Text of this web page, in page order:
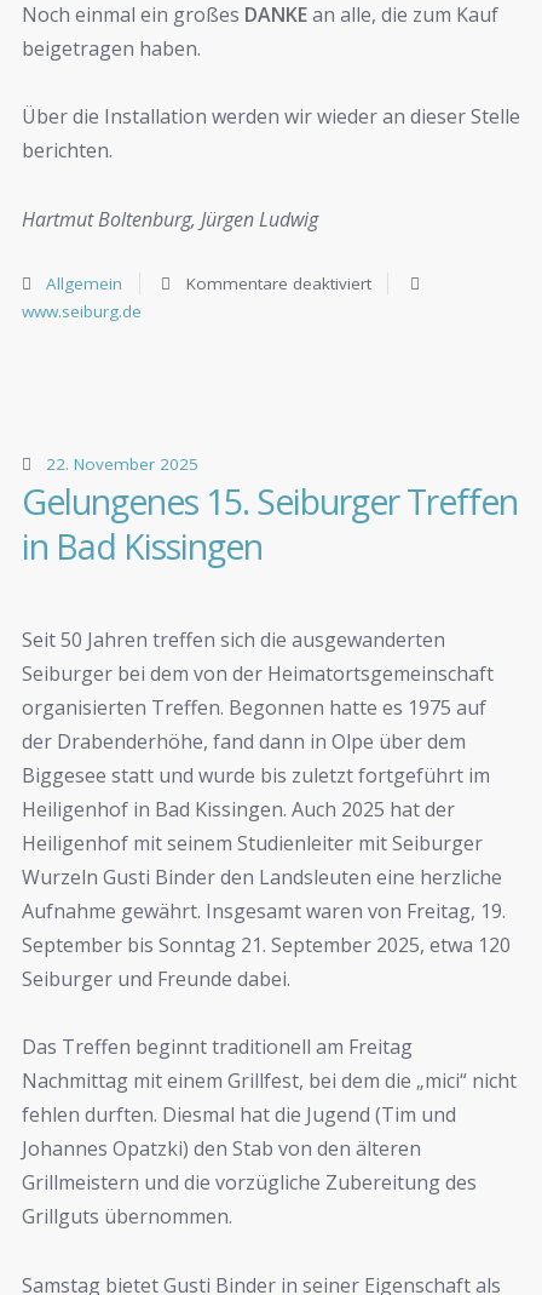
Noch einmal ein großes DANKEan alle, die zum Kauf
beigetragen haben.
Über die Installation werden wir wieder an dieser Stelle
berichten.
Hartmut Boltenburg, Jürgen Ludwig
Allgemein
Kommentare deaktiviert
www.seiburg.de
22. November 2025
Gelungenes 15. Seiburger Treffen
in Bad Kissingen
Seit 50 Jahren treffen sich die ausgewanderten
Seiburger bei dem von der Heimatortsgemeinschaft
organisierten Treffen. Begonnen hatte es 1975 auf
der Drabenderhöhe, fand dann in Olpe über dem
Biggesee statt und wurde bis zuletzt fortgeführt im
Heiligenhof in Bad Kissingen. Auch 2025 hat der
Heiligenhof mit seinem Studienleiter mit Seiburger
Wurzeln Gusti Binder den Landsleuten eine herzliche
Aufnahme gewährt. Insgesamt waren von Freitag, 19.
September bis Sonntag 21. September 2025, etwa 120
Seiburger und Freunde dabei.
Das Treffen beginnt traditionell am Freitag
Nachmittag mit einem Grillfest, bei dem die „mici“ nicht
fehlen durften. Diesmal hat die Jugend (Tim und
Johannes Opatzki) den Stab von den älteren
Grillmeistern und die vorzügliche Zubereitung des
Grillguts übernommen.
Samstag bietet Gusti Binder in seiner Eigenschaft als